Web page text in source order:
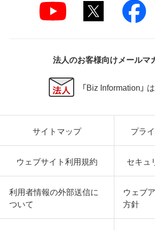
法人のお客様向けメールマ
「Biz Information」
サイトマップ プラ
ウェブサイト利用規約 セキュ
利用者情報の外部送信に
ついて
ウェブ
方針